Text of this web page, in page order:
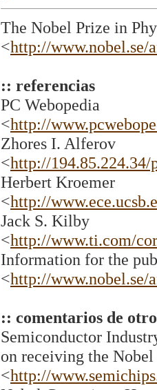
The Nobel Prize in
<http://www.nobel.se/
:: referencias
PC Webopedia
<http://
Zhores I. Alferov
<http://
Herbert Kroemer
<http://
Jack S. Kilby
<http://www.ti.com/
Information for the
<http://www.nobel.se/
:: comentarios de
Semiconductor
on receiving the
<http://